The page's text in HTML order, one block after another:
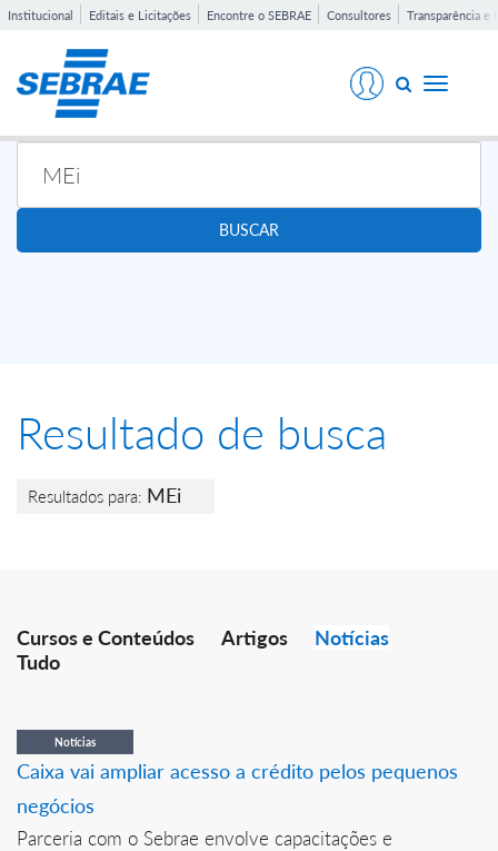
Institucional Editais e Licitações Encontre o SEBRAE Consultores Transparência e
Toggle
BUSCAR
Resultado de busca
Resultados para: MEi
Cursos e Conteúdos Artigos
Notícias
Tudo
Notícias
Caixa vai ampliar acesso a crédito pelos pequenos
negócios
Parceria com o Sebrae envolve capacitações e